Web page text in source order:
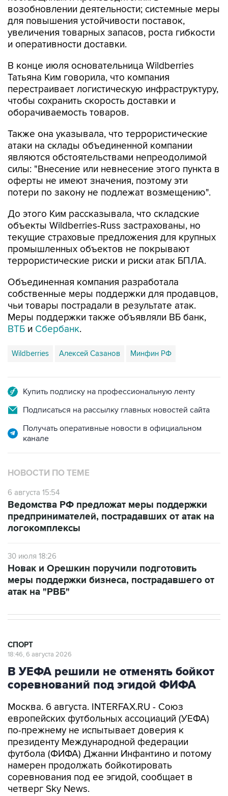
возобновлении деятельности; системные меры
для повышения устойчивости поставок,
увеличения товарных запасов, роста гибкости
и оперативности доставки.
В конце июля основательница Wildberries
Татьяна Ким говорила, что компания
перестраивает логистическую инфраструктуру,
чтобы сохранить скорость доставки и
оборачиваемость товаров.
Также она указывала, что террористические
атаки на склады объединенной компании
являются обстоятельствами непреодолимой
силы: "Внесение или невнесение этого пункта в
оферты не имеют значения, поэтому эти
потери по закону не подлежат возмещению".
До этого Ким рассказывала, что складские
объекты Wildberries-Russ застрахованы, но
текущие страховые предложения для крупных
промышленных объектов не покрывают
террористические риски и риски атак БПЛА.
Объединенная компания разработала
собственные меры поддержки для продавцов,
чьи товары пострадали в результате атак.
Меры поддержки также объявляли ВБ банк,
ВТБ и Сбербанк.
Wildberries Алексей Сазанов Минфин РФ
Купить подписку на профессиональную ленту
Подписаться на рассылку главных новостей сайта
Получать оперативные новости в официальном
канале
НОВОСТИ ПО ТЕМЕ
6 августа 15:54
Ведомства РФ предложат меры поддержки
предпринимателей, пострадавших от атак на
логокомплексы
30 июля 18:26
Новак и Орешкин поручили подготовить
меры поддержки бизнеса, пострадавшего от
атак на "РВБ"
СПОРТ
18:46, 6 августа 2026
В УЕФА решили не отменять бойкот
соревнований под эгидой ФИФА
Москва. 6 августа. INTERFAX.RU - Союз
европейских футбольных ассоциаций (УЕФА)
по-прежнему не испытывает доверия к
президенту Международной федерации
футбола (ФИФА) Джанни Инфантино и потому
намерен продолжать бойкотировать
соревнования под ее эгидой, сообщает в
четверг Sky News.